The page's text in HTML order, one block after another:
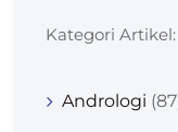
Kategori Artikel:
Andrologi